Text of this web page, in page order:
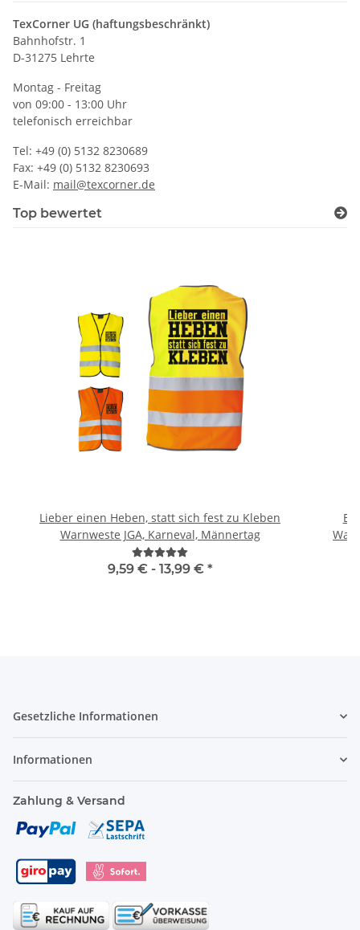
TexCorner UG (haftungsbeschränkt)
Bahnhofstr. 1
D-31275 Lehrte
Montag - Freitag
von 09:00 - 13:00 Uhr
telefonisch erreichbar
Tel: +49 (0) 5132 8230689
Fax: +49 (0) 5132 8230693
E-Mail: mail@texcorner.de
Top bewertet
Lieber einen Heben, statt sich fest zu Kleben
Warnweste JGA, Karneval, Männertag
9,59 € - 13,99 € *
Gesetzliche Informationen
Informationen
Zahlung & Versand